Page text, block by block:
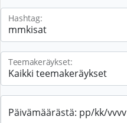
Hashtag:
Teemakeräykset:
Päivämäärästä: pp/kk/vvvv